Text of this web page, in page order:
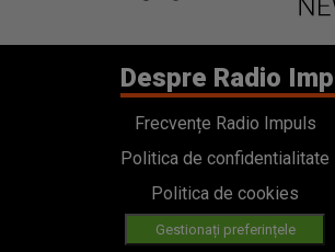
Despre Radio
Frecvențe Radio Impuls
Politica de confidentialitate
Politica de cookies
Gestionați preferințele